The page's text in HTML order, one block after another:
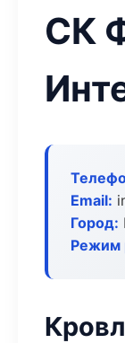
СК
Email:
Город:
Режим